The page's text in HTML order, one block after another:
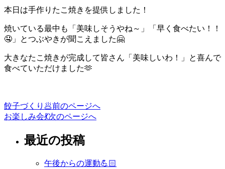
本日は手作りたこ焼きを提供しました！
焼いている最中も「美味しそうやね～」「早く食べたい！！
🤤」とつぶやきが聞こえました🤗
大きなたこ焼きが完成して皆さん「美味しいわ！」と喜んで
食べていただけました🫶
投
稿
餃子づくり🥟前のページへ
お楽しみ会💃次のページへ
最近の投稿
午後からの運動💪🏻